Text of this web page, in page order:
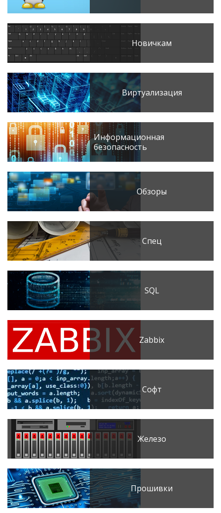
Новичкам
Виртуализация
Информационная
безопасность
Обзоры
Спец
SQL
Zabbix
Софт
Железо
Прошивки